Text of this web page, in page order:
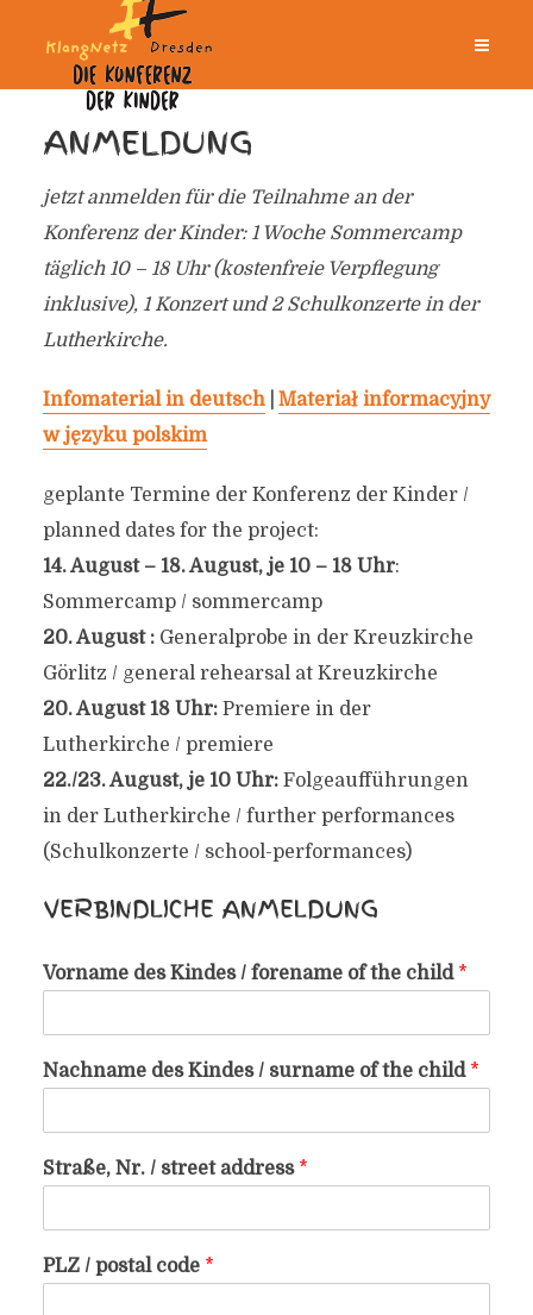
ANMELDUNG
jetzt anmelden für die Teilnahme an der
Konferenz der Kinder: 1 Woche Sommercamp
täglich 10 – 18 Uhr (kostenfreie Verpflegung
inklusive), 1 Konzert und 2 Schulkonzerte in der
Lutherkirche.
Infomaterial in deutsch| Materiał informacyjny
w języku polskim
geplante Termine der Konferenz der Kinder /
planned dates for the project:
14. August – 18. August, je 10 – 18 Uhr:
Sommercamp / sommercamp
20. August :Generalprobe in der Kreuzkirche
Görlitz / general rehearsal at Kreuzkirche
20. August 18 Uhr:Premiere in der
Lutherkirche / premiere
22./23. August, je 10 Uhr:Folgeaufführungen
in der Lutherkirche / further performances
(Schulkonzerte / school-performances)
VERBINDLICHE ANMELDUNG
Vorname des Kindes / forename of the child *
Nachname des Kindes / surname of the child *
Straße, Nr. / street address *
PLZ / postal code *